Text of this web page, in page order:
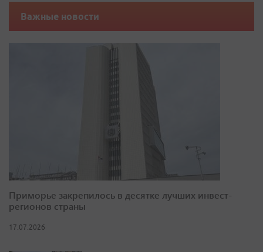
Важные новости
Приморье закрепилось в десятке лучших инвест-
регионов страны
17.07.2026